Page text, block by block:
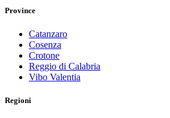
Province
Catanzaro
Cosenza
Crotone
Reggio di Calabria
Vibo Valentia
Regioni